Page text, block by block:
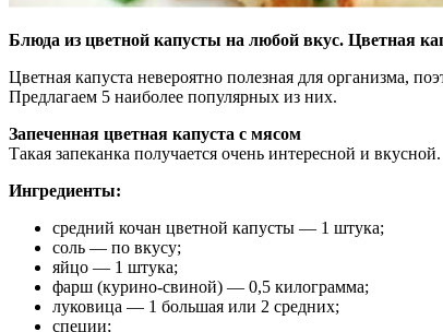
Блюда из цветной капусты на любой вкус. Цветная
Цветная капуста невероятно полезная для организма,
Предлагаем 5 наиболее популярных из них.
Запеченная цветная капуста с мясом
Такая запеканка получается очень интересной и
Ингредиенты:
средний кочан цветной капусты — 1 штука;
соль — по вкусу;
яйцо — 1 штука;
фарш (курино-свиной) — 0,5 килограмма;
луковица — 1 большая или 2 средних;
специи;